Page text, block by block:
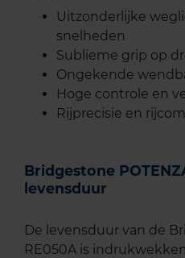
Uitzonderlijke
snelheden
Sublieme grip op
Ongekende
Hoge controle en
Rijprecisie en
Bridgestone
levensduur
De levensduur van de
RE050A is